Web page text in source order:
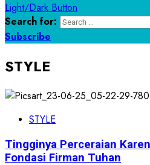
Light/Dark Button
Search for:
Subscribe
STYLE
STYLE
Tingginya Perceraian
Fondasi Firman Tuhan